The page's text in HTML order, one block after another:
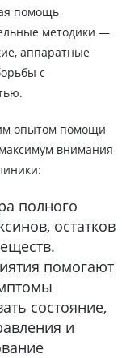
помощь
методики —
аппаратные
с
опытом помощи
внимания
полного
остатков
помогают
состояние,
и